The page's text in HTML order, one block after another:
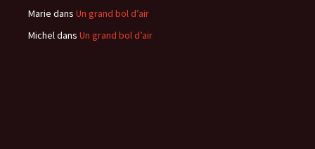
Marie dans Un grand bol d’air
Micheldans Un grand bol d’air